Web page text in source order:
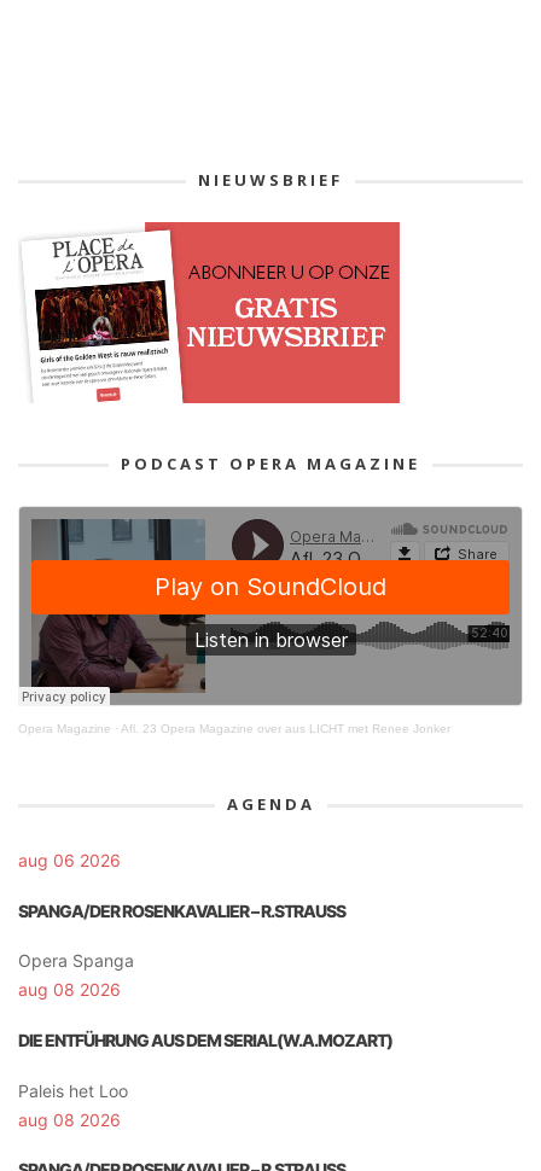
NIEUWSBRIEF
PODCAST OPERA MAGAZINE
Opera Magazine · Afl. 23 Opera Magazine over aus LICHT met Renee Jonker
AGENDA
aug 06 2026
SPANGA/DER ROSENKAVALIER – R.STRAUSS
Opera Spanga
aug 08 2026
DIE ENTFÜHRUNG AUS DEM SERIAL(W.A.MOZART)
Paleis het Loo
aug 08 2026